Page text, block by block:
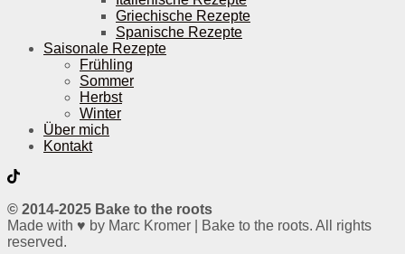
Griechische Rezepte
Spanische Rezepte
Saisonale Rezepte
Frühling
Sommer
Herbst
Winter
Über mich
Kontakt
© 2014-2025 Bake to the roots
Made with ♥ by Marc Kromer | Bake to the roots. All rights
reserved.